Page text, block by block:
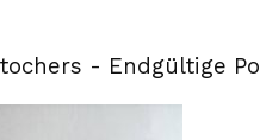
- Endgültige